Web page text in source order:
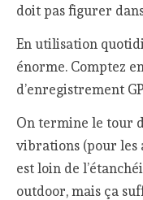
doit pas figurer
En utilisation
énorme. Comptez
d’enregistrement
On termine le tour
vibrations (pour les
est loin de
outdoor, mais ça